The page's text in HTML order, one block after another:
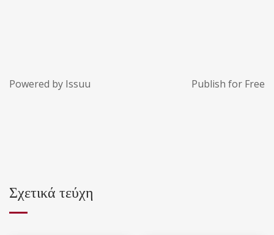
Powered by Issuu Publish for Free
Σχετικά τεύχη